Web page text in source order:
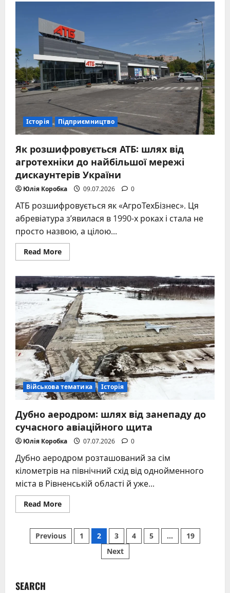
історія
та
незмінна
привабливість
Історія Підприємництво
Як розшифровується АТБ: шлях від
агротехніки до найбільшої мережі
дискаунтерів України
Юлія Коробка 09.07.2026 0
АТБ розшифровується як «АгроТехБізнес». Ця
абревіатура з’явилася в 1990-х роках і стала не
просто назвою, а цілою...
Read MoreRead
more
розшифровується
АТБ:
шлях
від
агротехніки
до
найбільшої
мережі
дискаунтерів
України
Військова тематика Історія
Дубно аеродром: шлях від занепаду до
сучасного авіаційного щита
Юлія Коробка 07.07.2026 0
Дубно аеродром розташований за сім
кілометрів на північний схід від однойменного
міста в Рівненській області й уже...
Read MoreRead
more
аеродром:
шлях
від
Posts
Previous 1 2 3 4 5 …
19
Next
SEARCH